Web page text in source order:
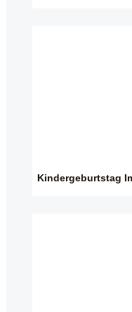
Kindergeburtstag